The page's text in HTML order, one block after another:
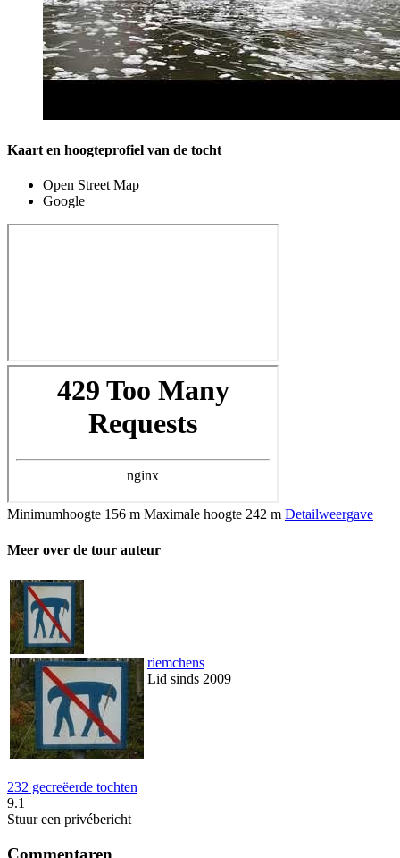
Kaart en hoogteprofiel van de tocht
Open Street Map
Google
Minimumhoogte 156 m Maximale hoogte 242 m Detailweergave
Meer over de tour auteur
riemchens
Lid sinds 2009
232 gecreëerde tochten
9.1
Stuur een privébericht
Commentaren